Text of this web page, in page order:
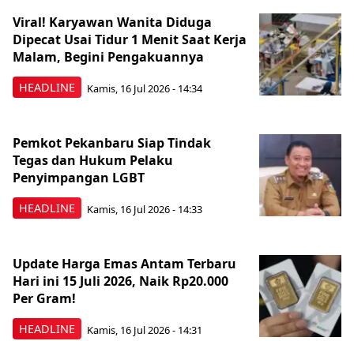
HEADLINE
Viral! Karyawan Wanita Diduga
Dipecat Usai Tidur 1 Menit Saat Kerja
Malam, Begini Pengakuannya
Kamis, 16 Jul 2026 - 14:34
HEADLINE
Pemkot Pekanbaru Siap Tindak
Tegas dan Hukum Pelaku
Penyimpangan LGBT
Kamis, 16 Jul 2026 - 14:33
HEADLINE
Update Harga Emas Antam Terbaru
Hari ini 15 Juli 2026, Naik Rp20.000
Per Gram!
Kamis, 16 Jul 2026 - 14:31